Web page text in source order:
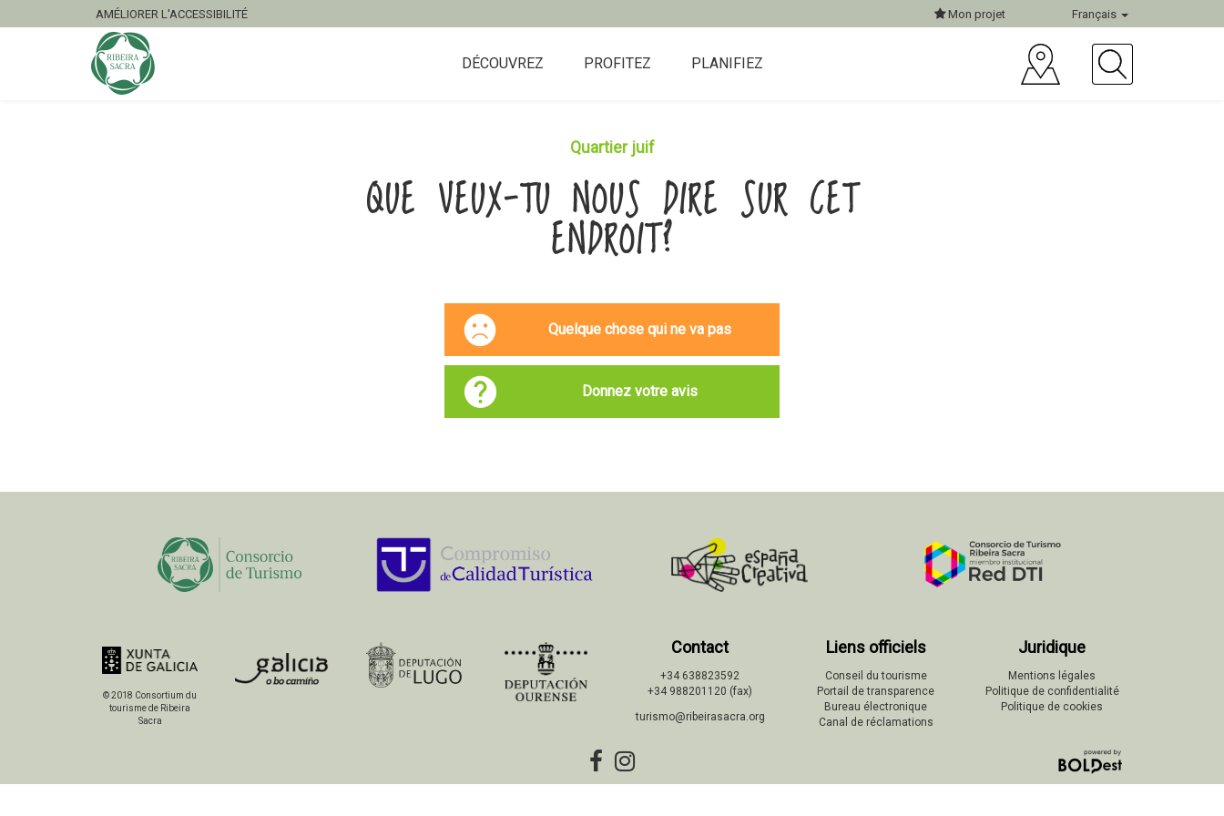
AMÉLIORER L'ACCESSIBILITÉ Mon projet Français
DÉCOUVREZ PROFITEZ PLANIFIEZ
Quartier juif
QUE VEUX-TU NOUS DIRE SUR CET
ENDROIT?
Quelque chose qui ne va pas
Donnez votre avis
© 2018 Consortium du
tourisme de Ribeira
Sacra
Contact
+34 638823592
+34 988201120 (fax)
turismo@ribeirasacra.org
Liens officiels
Conseil du tourisme
Portail de transparence
Bureau électronique
Canal de réclamations
Juridique
Mentions légales
Politique de confidentialité
Politique de cookies